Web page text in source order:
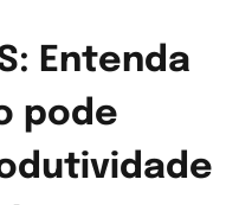
Entenda
pode